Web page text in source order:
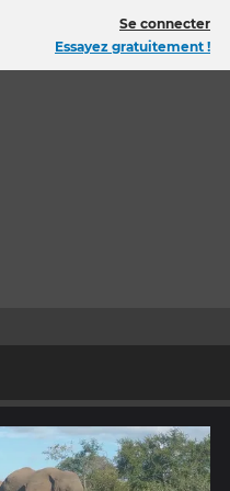
Se connecter
Essayez gratuitement !